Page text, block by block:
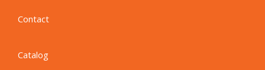
Contact
Catalog